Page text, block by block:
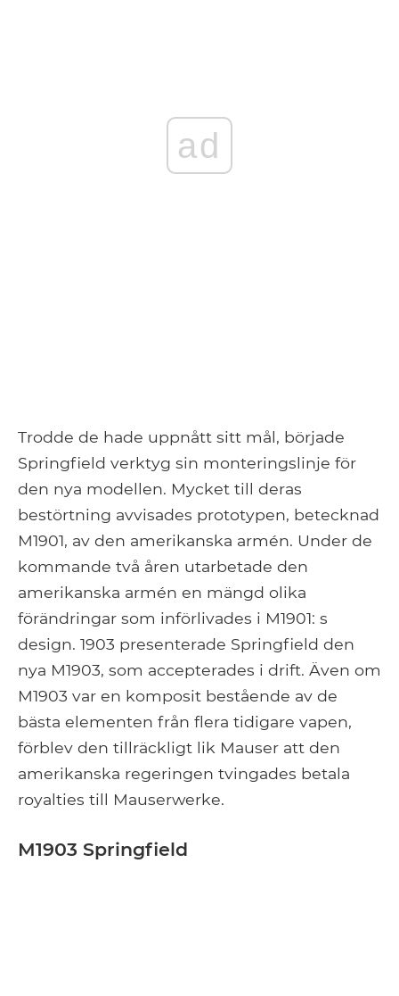
ad
Trodde de hade uppnått sitt mål, började
Springfield verktyg sin monteringslinje för
den nya modellen. Mycket till deras
bestörtning avvisades prototypen, betecknad
M1901, av den amerikanska armén. Under de
kommande två åren utarbetade den
amerikanska armén en mängd olika
förändringar som införlivades i M1901: s
design. 1903 presenterade Springfield den
nya M1903, som accepterades i drift. Även om
M1903 var en komposit bestående av de
bästa elementen från flera tidigare vapen,
förblev den tillräckligt lik Mauser att den
amerikanska regeringen tvingades betala
royalties till Mauserwerke.
M1903 Springfield